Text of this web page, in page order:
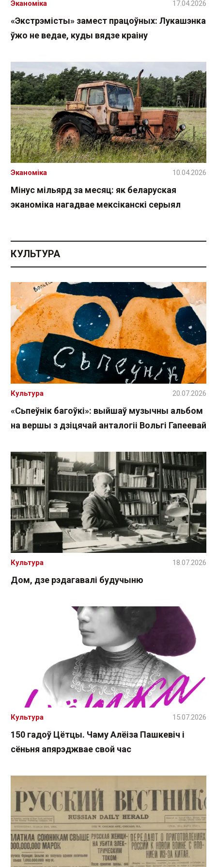
«Экстрэмісты» замест працоўных: Лукашэнка
ўжо не ведае, куды вядзе краіну
Эканоміка 17.04.2026
Мінус мільярд за месяц: як беларуская
эканоміка нагадвае мексіканскі серыял
Эканоміка 10.04.2026
КУЛЬТУРА
«Сьпеўнік багоўкі»: выйшаў музычны альбом
на вершы з дзіцячай анталогіі Вольгі Гапеевай
Культура 20.07.2026
Дом, дзе рэдагавалі будучыню
Культура 18.07.2026
150 гадоў Цётцы. Чаму Алёіза Пашкевіч і
сёньня апярэджвае свой час
Культура 15.07.2026